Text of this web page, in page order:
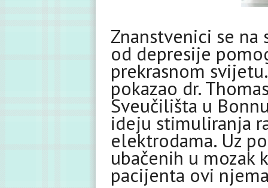
Znanstvenici se
od depresije
prekrasnom
pokazao dr.
Sveučilišta u
ideju stimuliranja
elektrodama. Uz
ubačenih u mozak
pacijenta ovi